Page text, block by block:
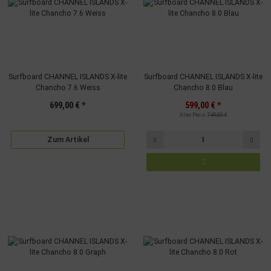
Surfboard CHANNEL ISLANDS X-lite
Chancho 7.6 Weiss
699,00 € *
Zum Artikel
Surfboard CHANNEL ISLANDS X-lite
Chancho 8.0 Blau
599,00 € *
Alter Preis: 749,00 €